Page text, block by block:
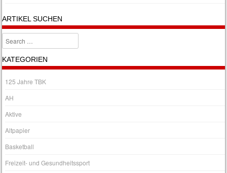
ARTIKEL SUCHEN
Search
KATEGORIEN
125 Jahre TBK
AH
Aktive
Altpapier
Basketball
Freizeit- und Gesundheitssport